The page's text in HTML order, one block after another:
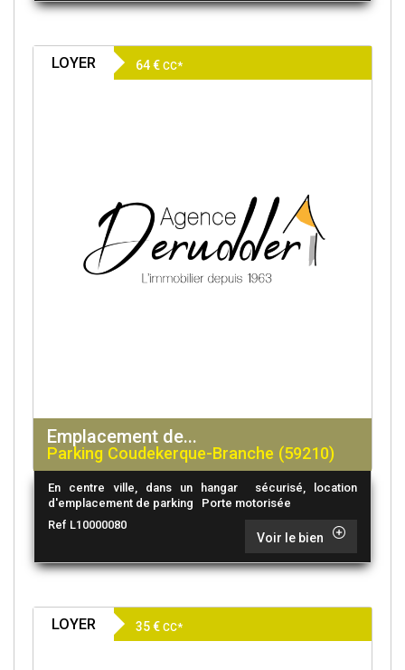
LOYER 64 € CC*
Emplacement de...
Parking Coudekerque-Branche (59210)
En centre ville, dans un hangar sécurisé, location
d'emplacement de parking Porte motorisée
Ref L10000080
Voir le bien
LOYER 35 € CC*